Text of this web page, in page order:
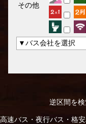
その他
▼バス会社を選択
逆区間を
高速バス・夜行バス・格